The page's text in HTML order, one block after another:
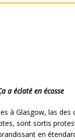
a éclaté en écosse
à Glasgow, las des
sont sortis
en